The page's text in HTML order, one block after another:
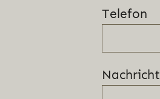
Telefon
Nachricht